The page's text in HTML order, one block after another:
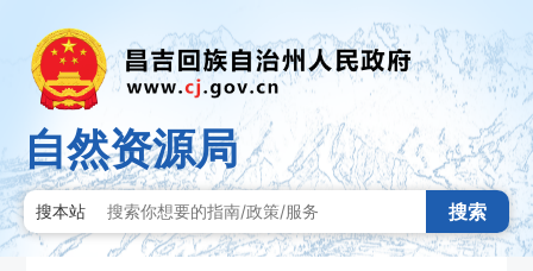
自然资源局
搜本站 搜索